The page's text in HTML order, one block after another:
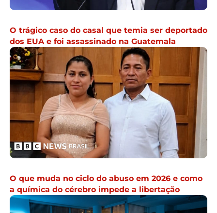
O trágico caso do casal que temia ser deportado
dos EUA e foi assassinado na Guatemala
O que muda no ciclo do abuso em 2026 e como
a química do cérebro impede a libertação